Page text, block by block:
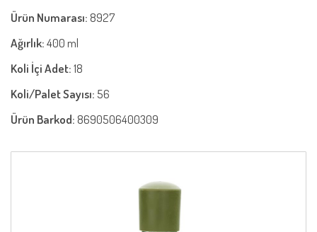
Ürün Numarası: 8927
Ağırlık:400 ml
Koli İçi Adet:18
Koli/Palet Sayısı: 56
Ürün Barkod: 8690506400309